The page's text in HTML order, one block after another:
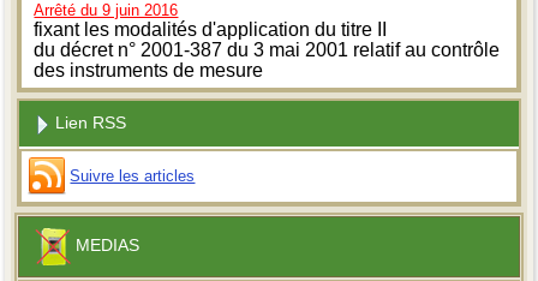
Arrêté du 9 juin 2016
fixant les modalités d'application du titre II
du décret n° 2001-387 du 3 mai 2001 relatif au contrôle
des instruments de mesure
Lien RSS
Suivre les articles
MEDIAS